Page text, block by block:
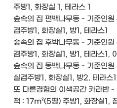
주방1, 화장실 1, 테라스 1
숲속의 집 편백나무동 - 기준인
겸주방1, 화장실1, 방1, 테라스1
숲속의 집 후박나무동 - 기준인
겸주방1, 화장실1, 방1, 테라스1,
숲속의 집 동백나무동 - 기준인
실겸주방1, 화장실1, 방2, 테라스
또 다른경험의 이색공간 카라반
적 : 17m²(5평) 주방1, 화장실1,